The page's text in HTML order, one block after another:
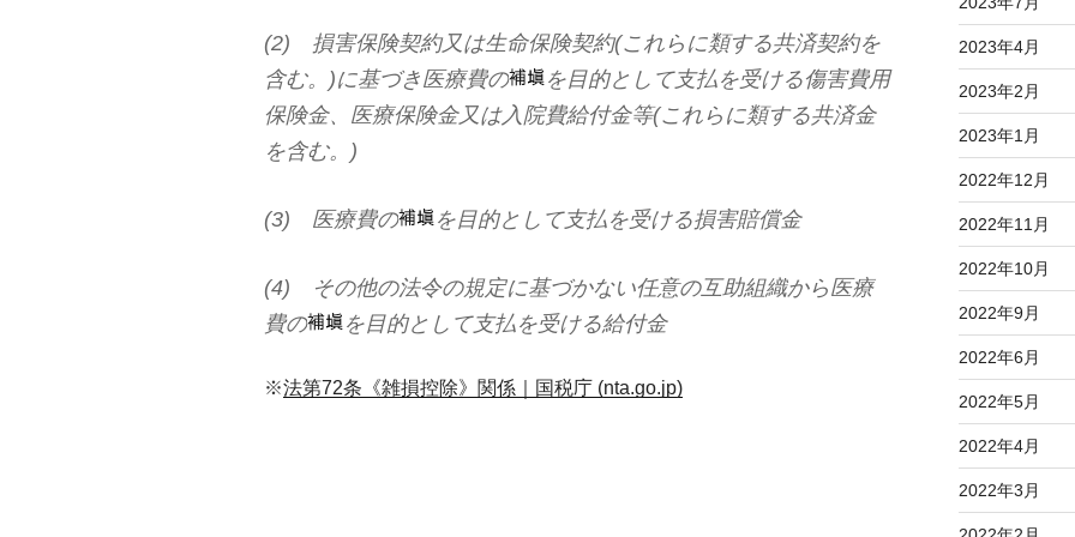
(2) 損害保険契約又は生命保険契約(これらに類する共済契約を
含む。)に基づき医療費の
を目的として支払を受ける傷害費用
保険金、医療保険金又は入院費給付金等(これらに類する共済金
を含む。)
(3) 医療費の を目的として支払を受ける損害賠償金
(4) その他の法令の規定に基づかない任意の互助組織から医療
費の
を目的として支払を受ける給付金
※法第72条《雑損控除》関係｜国税庁 (nta.go.jp)
2023年4月
2023年2月
2023年1月
2022年12月
2022年11月
2022年10月
2022年9月
2022年6月
2022年5月
2022年4月
2022年3月